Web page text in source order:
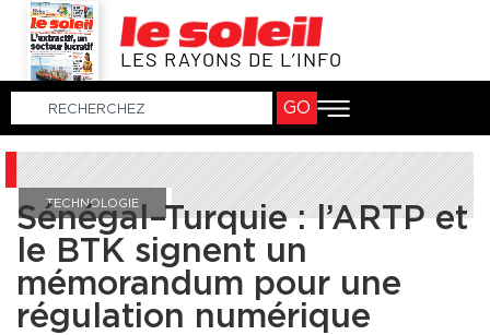
LES RAYONS DE L’INFO
GO
TECHNOLOGIE
Sénégal–Turquie : l’ARTP et
le BTK signent un
mémorandum pour une
régulation numérique